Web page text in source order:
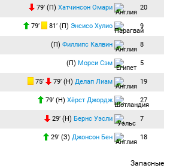
Продолжительность игрового времени — 95:07.
с "Ипсвичем" на "Энфилде" и продолжает
79′ (П) Хатчинсон Омари 20
79′ 81′ (П) Энсисо Хулио 9
(П) Филлипс Калвин 8
(П) Морси Сэм 5
75′ 79′ (Н) Делап Лиам 19
79′ (Н) Хёрст Джордж 27
29′ (Н) Бернс Уэсли 7
29′ (З) Джонсон Бен 18
Запасные